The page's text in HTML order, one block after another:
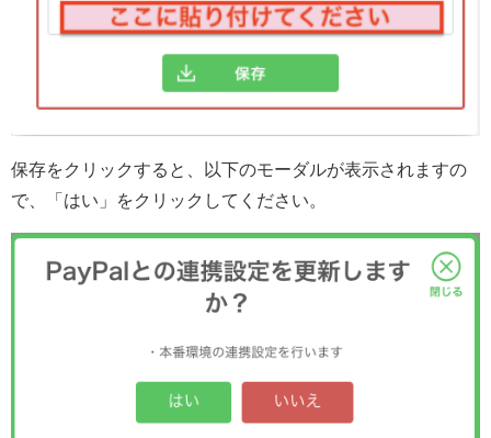
保存をクリックすると、以下のモーダルが表示されますの
で、「はい」をクリックしてください。